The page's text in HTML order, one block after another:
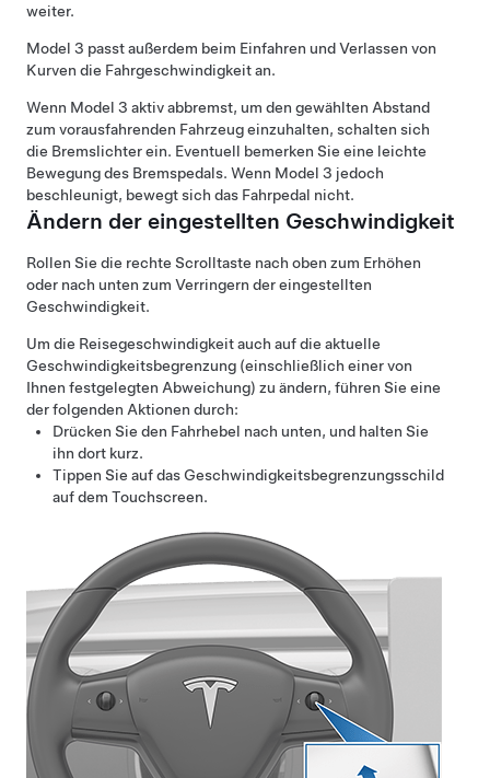
weiter.
Model 3 passt außerdem beim Einfahren und Verlassen von
Kurven die Fahrgeschwindigkeit an.
Wenn Model 3 aktiv abbremst, um den gewählten Abstand
zum vorausfahrenden Fahrzeug einzuhalten, schalten sich
die Bremslichter ein. Eventuell bemerken Sie eine leichte
Bewegung des Bremspedals. Wenn Model 3 jedoch
beschleunigt, bewegt sich das Fahrpedal nicht.
Ändern der eingestellten Geschwindigkeit
Rollen Sie die rechte Scrolltaste nach oben zum Erhöhen
oder nach unten zum Verringern der eingestellten
Geschwindigkeit.
Um die Reisegeschwindigkeit auch auf die aktuelle
Geschwindigkeitsbegrenzung (einschließlich einer von
Ihnen festgelegten Abweichung) zu ändern, führen Sie eine
der folgenden Aktionen durch:
Drücken Sie den Fahrhebel nach unten, und halten Sie
ihn dort kurz.
Tippen Sie auf das Geschwindigkeitsbegrenzungsschild
auf dem Touchscreen.